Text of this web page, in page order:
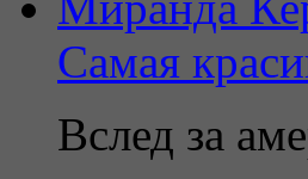
Самая
Вслед за